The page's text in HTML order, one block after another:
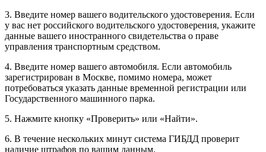
3. Введите номер вашего водительского удостоверения. Если
у вас нет российского водительского удостоверения, укажите
данные вашего иностранного свидетельства о праве
управления транспортным средством.
4. Введите номер вашего автомобиля. Если автомобиль
зарегистрирован в Москве, помимо номера, может
потребоваться указать данные временной регистрации или
Государственного машинного парка.
5. Нажмите кнопку «Проверить» или «Найти».
6. В течение нескольких минут система ГИБДД проверит
наличие штрафов по вашим данным.